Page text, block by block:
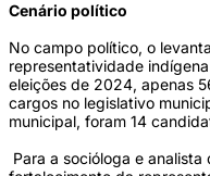
Cenário político
No campo político, o
representatividade
eleições de 2024, apenas
cargos no legislativo
municipal, foram 14
Para a socióloga e